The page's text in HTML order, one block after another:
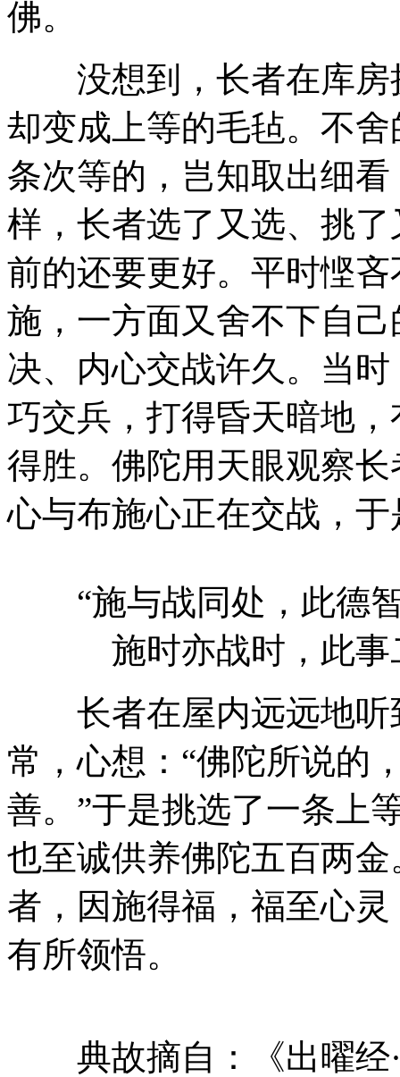
佛。
没想到，长者在库房
却变成上等的毛毡。不
条次等的，岂知取出细
样，长者选了又选、挑
前的还要更好。平时悭
施，一方面又舍不下自
决、内心交战许久。当
巧交兵，打得昏天暗地
得胜。佛陀用天眼观察
心与布施心正在交战，
“施与战同处，此德
施时亦战时，此事
长者在屋内远远地听
常，心想：“佛陀所说的
善。”于是挑选了一条上
也至诚供养佛陀五百两
者，因施得福，福至心
有所领悟。
典故摘自：《出曜经·